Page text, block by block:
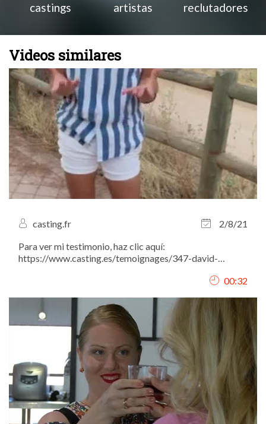
castings
artistas
reclutadores
Videos similares
casting.fr
2/8/21
Para ver mi testimonio, haz clic aquí:
https://www.casting.es/temoignages/347-david-
consejos-para-tener-una-carrera-llena-de-exitos. 00:32